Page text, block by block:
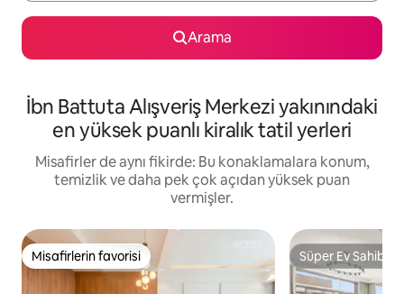
Arama
İbn Battuta Alışveriş Merkezi yakınındaki
en yüksek puanlı kiralık tatil yerleri
Misafirler de aynı fikirde: Bu konaklamalara konum,
temizlik ve daha pek çok açıdan yüksek puan
vermişler.
Misafirlerin favorisi
Misafirlerin favorisi Süper Ev Sahibi
Süper Ev Sahibi